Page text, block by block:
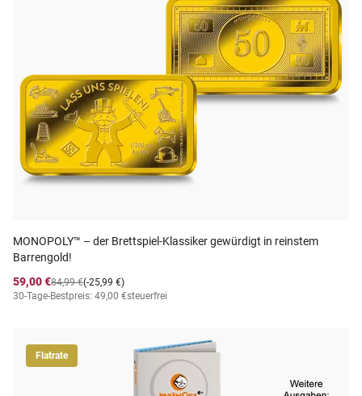
MONOPOLY™ – der Brettspiel-Klassiker gewürdigt in reinstem
Barrengold!
59,00 €
(-25,99 €)
84,99 €
30-Tage-Bestpreis: 49,00 €steuerfrei
Flatrate